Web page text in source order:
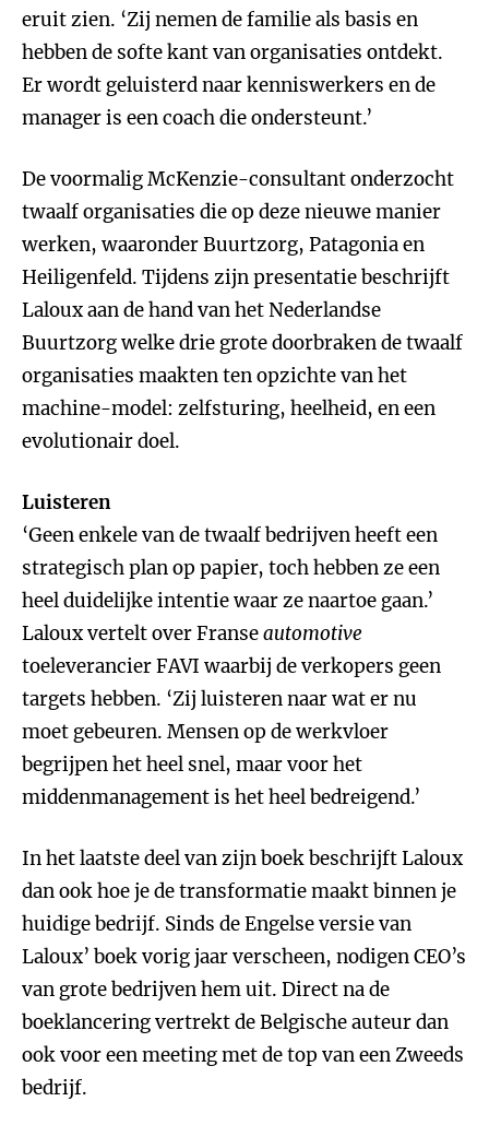
eruit zien. ‘Zij nemen de familie als basis en
hebben de softe kant van organisaties ontdekt.
Er wordt geluisterd naar kenniswerkers en de
manager is een coach die ondersteunt.’
De voormalig McKenzie-consultant onderzocht
twaalf organisaties die op deze nieuwe manier
werken, waaronder Buurtzorg, Patagonia en
Heiligenfeld. Tijdens zijn presentatie beschrijft
Laloux aan de hand van het Nederlandse
Buurtzorg welke drie grote doorbraken de twaalf
organisaties maakten ten opzichte van het
machine-model: zelfsturing, heelheid, en een
evolutionair doel.
Luisteren
‘Geen enkele van de twaalf bedrijven heeft een
strategisch plan op papier, toch hebben ze een
heel duidelijke intentie waar ze naartoe gaan.’
Laloux vertelt over Franseautomotive
toeleverancier FAVI waarbij de verkopers geen
targets hebben. ‘Zij luisteren naar wat er nu
moet gebeuren. Mensen op de werkvloer
begrijpen het heel snel, maar voor het
middenmanagement is het heel bedreigend.’
In het laatste deel van zijn boek beschrijft Laloux
dan ook hoe je de transformatie maakt binnen je
huidige bedrijf. Sinds de Engelse versie van
Laloux’ boek vorig jaar verscheen, nodigen CEO’s
van grote bedrijven hem uit. Direct na de
boeklancering vertrekt de Belgische auteur dan
ook voor een meeting met de top van een Zweeds
bedrijf.